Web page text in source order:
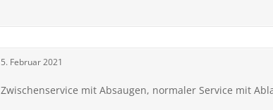
5. Februar 2021
Zwischenservice mit Absaugen, normaler Service mit